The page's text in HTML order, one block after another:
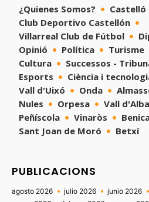
¿Quienes Somos? Castelló
Club Deportivo Castellón
Villarreal Club de Fútbol
Opinió
Política Turisme
Cultura
Successos -
Esports
Ciència i
Vall d'Uixó
Onda
Nules
Orpesa Vall d'Alba
Peñíscola
Vinaròs
Sant Joan de Moró
Betxí
PUBLICACIONS
agosto 2026 julio 2026 junio 2026